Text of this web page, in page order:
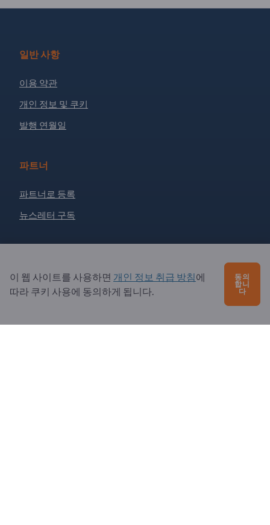
일반 사항
이용 약관
개인 정보 및 쿠키
발행 연월일
파트너
파트너로 등록
뉴스레터 구독
자주 묻는 질문
소개
이 웹 사이트를 사용하면 개인 정보 취급 방침에
따라 쿠키 사용에 동의하게 됩니다.
동의
합니
다